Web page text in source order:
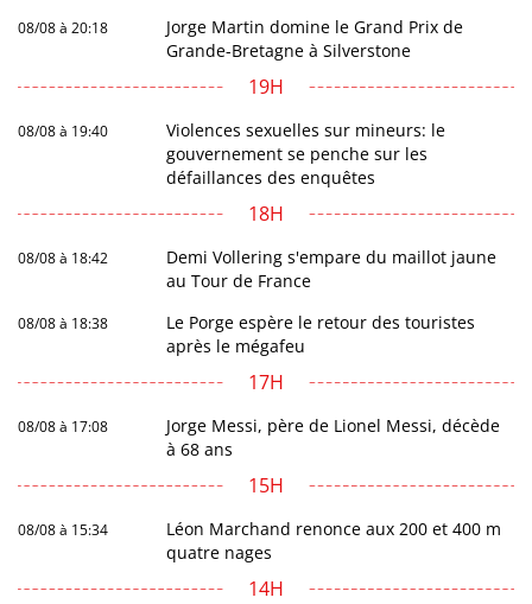
08/08 à 20:18
Jorge Martin domine le Grand Prix de
Grande-Bretagne à Silverstone
19H
08/08 à 19:40
Violences sexuelles sur mineurs: le
gouvernement se penche sur les
défaillances des enquêtes
18H
08/08 à 18:42
Demi Vollering s'empare du maillot jaune
au Tour de France
08/08 à 18:38
Le Porge espère le retour des touristes
après le mégafeu
17H
08/08 à 17:08
Jorge Messi, père de Lionel Messi, décède
à 68 ans
15H
08/08 à 15:34
Léon Marchand renonce aux 200 et 400 m
quatre nages
14H